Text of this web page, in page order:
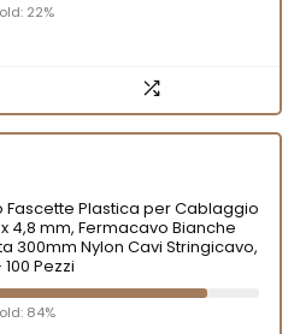
22%
Fascette Plastica per Cablaggio
4,8 mm, Fermacavo Bianche
300mm Nylon Cavi Stringicavo,
Pezzi
84%